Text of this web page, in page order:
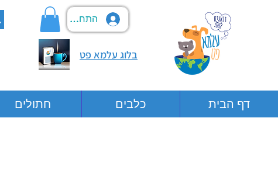
התחבר
בלוג עלמא פט
חתולים כלבים דף הבית